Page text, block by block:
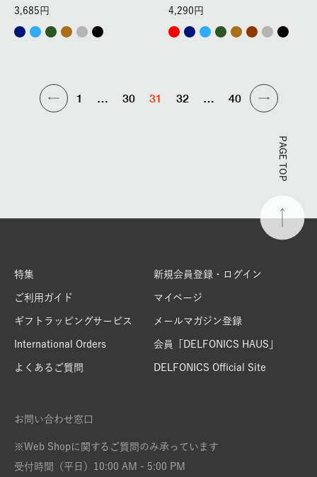
3,685 4,290
1 … 30 31 32 … 40
PAGE TOP
特集
ご利用ガイド
ギフトラッピングサービス
International Orders
よくあるご質問
新規会員登録・ログイン
マイページ
メールマガジン登録
会員「DELFONICS HAUS」
DELFONICS Official Site
お問い合わせ窓口
※Web Shopに関するご質問のみ承っています
受付時間（平日）10:00 AM - 5:00 PM